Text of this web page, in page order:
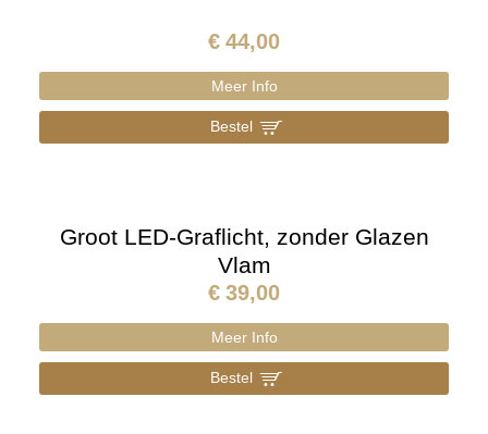
€ 44,00
Meer Info
Bestel ]
Groot LED-Graflicht, zonder Glazen
Vlam
€ 39,00
Meer Info
Bestel ]